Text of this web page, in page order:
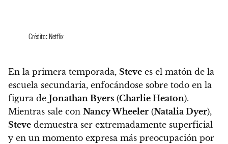
Crédito: Netflix
En la primera temporada, Steve es el matón de la
escuela secundaria, enfocándose sobre todo en la
figura de Jonathan Byers (Charlie Heaton).
Mientras sale con Nancy Wheeler (Natalia Dyer),
Steve demuestra ser extremadamente superficial
y en un momento expresa más preocupación por